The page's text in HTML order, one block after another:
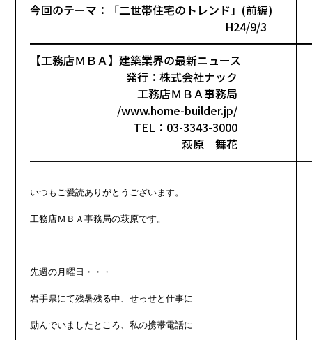
今回のテーマ：「二世帯住宅のトレンド」(前編)
H24/9/3
【工務店ＭＢＡ】建築業界の最新ニュース
発行：株式会社ナック
工務店ＭＢＡ事務局
/www.home-builder.jp/
TEL：03-3343-3000
萩原 舞花
いつもご愛読ありがとうございます。
工務店ＭＢＡ事務局の萩原です。
先週の月曜日・・・
岩手県にて残暑残る中、せっせと仕事に
励んでいましたところ、私の携帯電話に